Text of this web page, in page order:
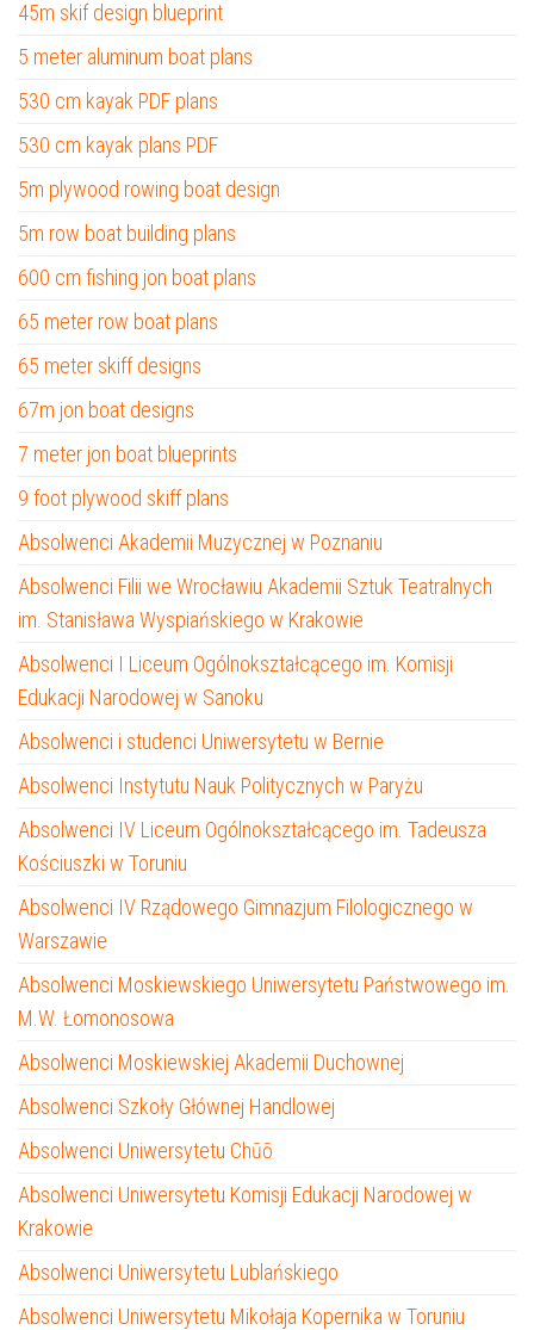
45m skif design blueprint
5 meter aluminum boat plans
530 cm kayak PDF plans
530 cm kayak plans PDF
5m plywood rowing boat design
5m row boat building plans
600 cm fishing jon boat plans
65 meter row boat plans
65 meter skiff designs
67m jon boat designs
7 meter jon boat blueprints
9 foot plywood skiff plans
Absolwenci Akademii Muzycznej w Poznaniu
Absolwenci Filii we Wrocławiu Akademii Sztuk Teatralnych
im. Stanisława Wyspiańskiego w Krakowie
Absolwenci I Liceum Ogólnokształcącego im. Komisji
Edukacji Narodowej w Sanoku
Absolwenci i studenci Uniwersytetu w Bernie
Absolwenci Instytutu Nauk Politycznych w Paryżu
Absolwenci IV Liceum Ogólnokształcącego im. Tadeusza
Kościuszki w Toruniu
Absolwenci IV Rządowego Gimnazjum Filologicznego w
Warszawie
Absolwenci Moskiewskiego Uniwersytetu Państwowego im.
M.W. Łomonosowa
Absolwenci Moskiewskiej Akademii Duchownej
Absolwenci Szkoły Głównej Handlowej
Absolwenci Uniwersytetu Chūō
Absolwenci Uniwersytetu Komisji Edukacji Narodowej w
Krakowie
Absolwenci Uniwersytetu Lublańskiego
Absolwenci Uniwersytetu Mikołaja Kopernika w Toruniu